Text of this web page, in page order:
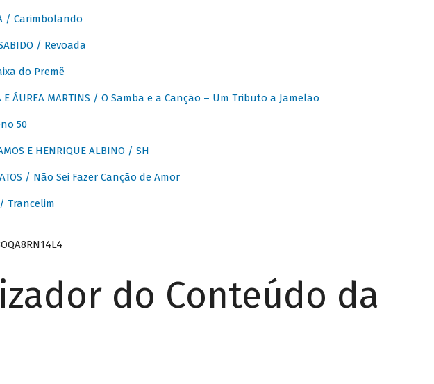
/ Carimbolando
/ Revoada
do Premê
E ÁUREA MARTINS / O Samba e a Canção – Um Tributo a Jamelão
50
E HENRIQUE ALBINO / SH
/ Não Sei Fazer Canção de Amor
/ Trancelim
do Conteúdo da